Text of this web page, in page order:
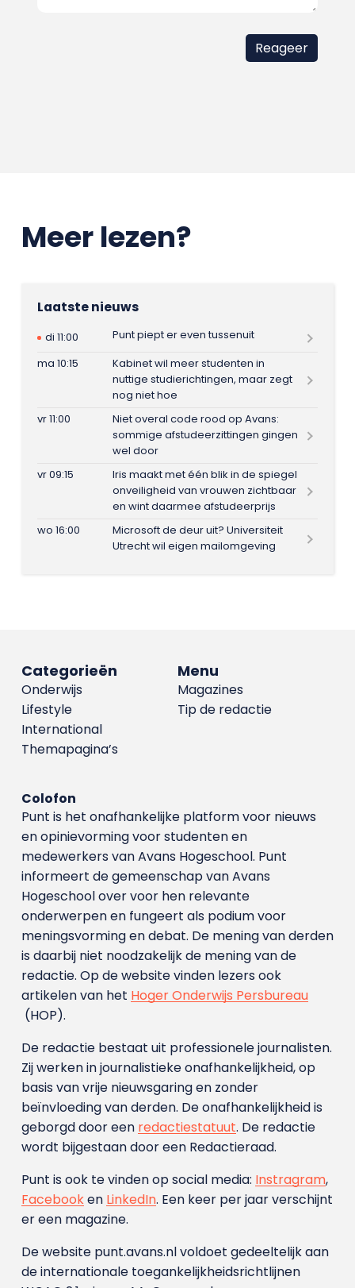
Meer lezen?
Laatste nieuws
di 11:00
Punt piept er even tussenuit
ma 10:15
Kabinet wil meer studenten in
nuttige studierichtingen, maar zegt
nog niet hoe
vr 11:00
Niet overal code rood op Avans:
sommige afstudeerzittingen gingen
wel door
vr 09:15
Iris maakt met één blik in de spiegel
onveiligheid van vrouwen zichtbaar
en wint daarmee afstudeerprijs
wo 16:00
Microsoft de deur uit? Universiteit
Utrecht wil eigen mailomgeving
Menu
Magazines
Tip de redactie
Categorieën
Onderwijs
Lifestyle
International
Themapagina’s
Colofon
Punt is het onafhankelijke platform voor nieuws
en opinievorming voor studenten en
medewerkers van Avans Hoge­school. Punt
informeert de gemeenschap van Avans
Hogeschool over voor hen relevante
onderwerpen en fungeert als podium voor
meningsvorming en debat. De mening van derden
is daarbij niet noodzakelijk de mening van de
redactie. Op de website vinden lezers ook
artikelen van het Hoger Onderwijs Persbureau
(HOP).
De redactie bestaat uit professionele journalisten.
Zij werken in journalistieke onafhankelijkheid, op
basis van vrije nieuwsgaring en zonder
beïnvloeding van derden. De onafhankelijkheid is
geborgd door een redactiestatuut. De redactie
wordt bijgestaan door een Redactieraad.
Punt is ook te vinden op social media: Instragram,
Facebooken LinkedIn. Een keer per jaar verschijnt
er een magazine.
De website punt.avans.nl voldoet gedeeltelijk aan
de internationale toegankelijkheidsrichtlijnen